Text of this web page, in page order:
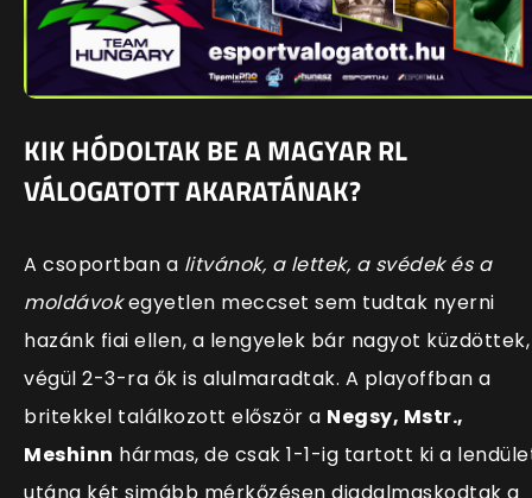
KIK HÓDOLTAK BE A MAGYAR RL
VÁLOGATOTT AKARATÁNAK?
A csoportban a litvánok, a lettek, a svédek és a
moldávokegyetlen meccset sem tudtak nyerni
hazánk fiai ellen, a lengyelek bár nagyot küzdöttek,
végül 2-3-ra ők is alulmaradtak. A playoffban a
britekkel találkozott először a Negsy, Mstr.,
Meshinn hármas, de csak 1-1-ig tartott ki a